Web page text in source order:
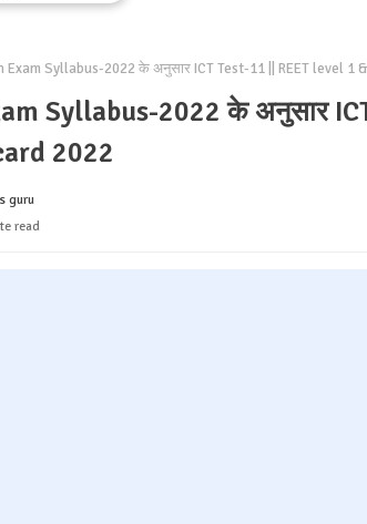
Exam Syllabus-2022 के अनुसार ICT Test-11 || REET level 1
Syllabus-2022 के अनुसार
2022
guru
read